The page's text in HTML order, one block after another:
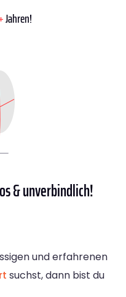
Jahren!
& unverbindlich!
und erfahrenen
suchst, dann bist du